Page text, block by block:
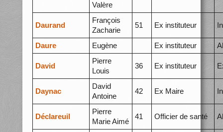
Valère
Daurand
François
Zacharie
51 Ex instituteur
Daure Eugène Ex instituteur
David
Pierre
Louis
36 Ex instituteur
Daynac
David
Antoine
42 Ex Maire
Déclareuil
Pierre
Marie Aimé
41 Officier de santé